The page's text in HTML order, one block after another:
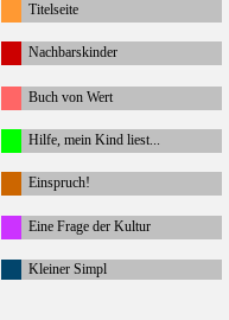
Titelseite
Nachbarskinder
Buch von Wert
Hilfe, mein Kind liest...
Einspruch!
Eine Frage der Kultur
Kleiner Simpl